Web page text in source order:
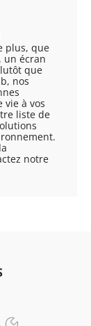
plus, que
un écran
que
nos
à vos
liste de
notre